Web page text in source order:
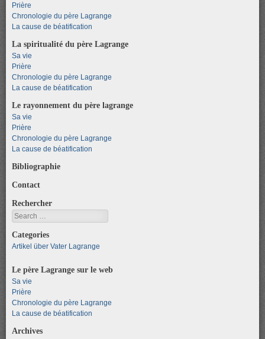
Prière
Chronologie du père Lagrange
La cause de béatification
La spiritualité du père Lagrange
Sa vie
Prière
Chronologie du père Lagrange
La cause de béatification
Le rayonnement du père lagrange
Sa vie
Prière
Chronologie du père Lagrange
La cause de béatification
Bibliographie
Contact
Rechercher
Search
Categories
Artikel über Vater Lagrange
Le père Lagrange sur le web
Sa vie
Prière
Chronologie du père Lagrange
La cause de béatification
Archives